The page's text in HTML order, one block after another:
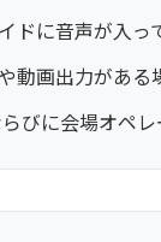
ドに音声が入っ
動画出力がある
びに会場オペ